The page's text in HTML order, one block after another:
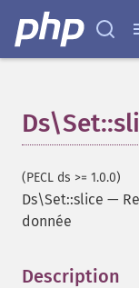
(PECL ds >= 1.0.0)
Ds\Set::slice —
donnée
Description